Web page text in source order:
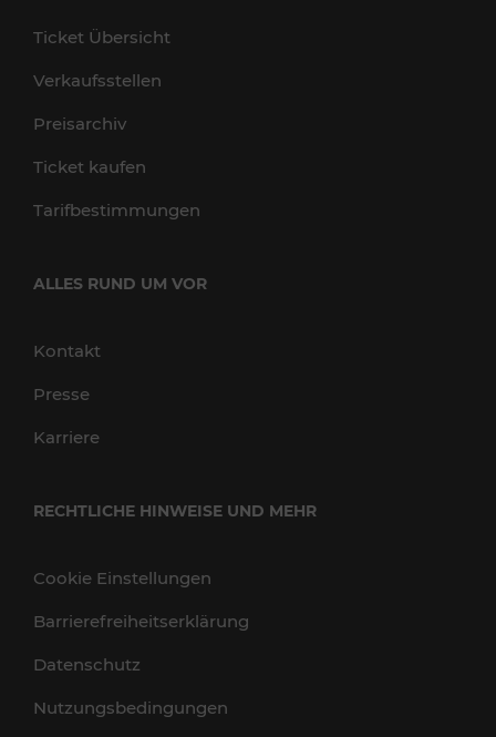
Ticket Übersicht
Verkaufsstellen
Preisarchiv
Ticket kaufen
Tarifbestimmungen
ALLES RUND UM VOR
Kontakt
Presse
Karriere
RECHTLICHE HINWEISE UND MEHR
Cookie Einstellungen
Barrierefreiheitserklärung
Datenschutz
Nutzungsbedingungen